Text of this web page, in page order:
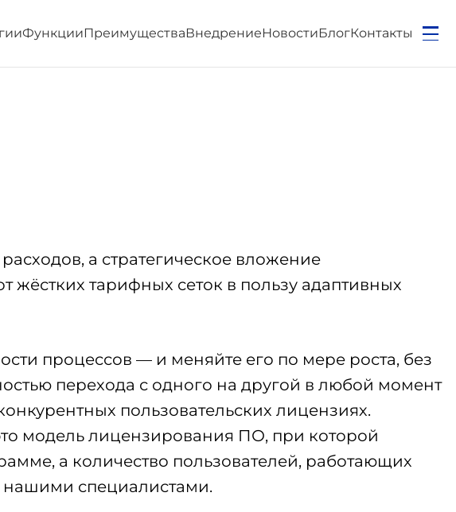
ФункцииПреимуществаВнедрениеНовостиБлогКонтакты
а стратегическое вложение
жёстких тарифных сеток в пользу адаптивных
процессов — и меняйте его по мере роста, без
перехода с одного на другой в любой момент
пользовательских лицензиях.
модель лицензирования ПО, при которой
а количество пользователей, работающих
нашими специалистами.